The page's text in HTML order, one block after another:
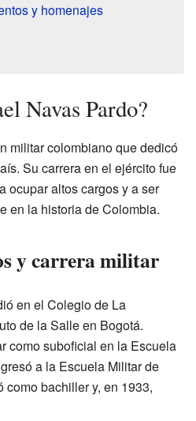
y homenajes
Navas Pardo?
militar colombiano que dedicó
Su carrera en el ejército fue
ocupar altos cargos y a ser
en la historia de Colombia.
y carrera militar
en el Colegio de La
de la Salle en Bogotá.
como suboficial en la Escuela
a la Escuela Militar de
bachiller y, en 1933,